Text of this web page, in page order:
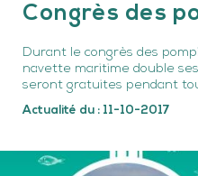
Congrès des
Durant le congrès des
navette maritime double
seront gratuites pendant
Actualité du : 11-10-2017